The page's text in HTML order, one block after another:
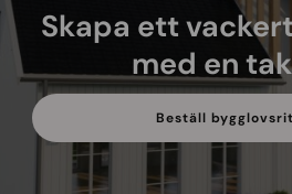
Skapa ett
med en
Beställ